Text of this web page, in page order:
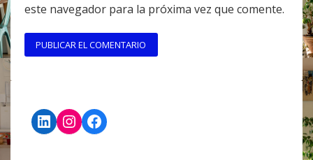
este navegador para la próxima vez que comente.
LinkedIn
Instagram
Facebook